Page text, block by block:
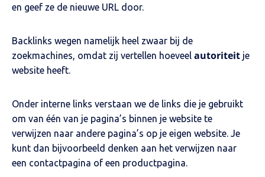
en geef ze de nieuwe URL door.
Backlinks wegen namelijk heel zwaar bij de
zoekmachines, omdat zij vertellen hoeveel autoriteit je
website heeft.
Onder interne links verstaan we de links die je gebruikt
om van één van je pagina’s binnen je website te
verwijzen naar andere pagina’s op je eigen website. Je
kunt dan bijvoorbeeld denken aan het verwijzen naar
een contactpagina of een productpagina.